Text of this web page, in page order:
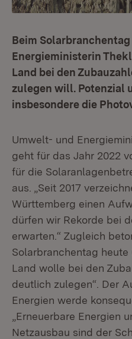
Beim
Energieministerin
Land bei den
zulegen will. Potenzial
insbesondere die
Umwelt- und
geht für das Jahr 2022
für die
aus. „Seit 2017
Württemberg einen
dürfen wir Rekorde bei
erwarten.“ Zugleich
Solarbranchentag
Land wolle bei den
deutlich zulegen“. Der
Energien werde
„Erneuerbare Energien
Netzausbau sind der